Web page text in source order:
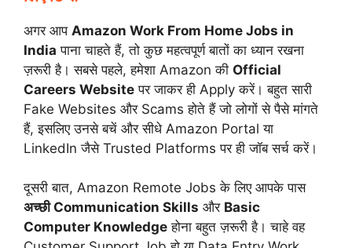
अगर आप Amazon Work From Home Jobs in
India पाना चाहते हैं, तो कुछ महत्वपूर्ण बातों का ध्यान रखना
ज़रूरी है। सबसे पहले, हमेशा Amazon की Official
Careers Website पर जाकर ही Apply करें। बहुत सारी
Fake Websites और Scams होते हैं जो लोगों से पैसे मांगते
हैं, इसलिए उनसे बचें और सीधे Amazon Portal या
LinkedIn जैसे Trusted Platforms पर ही जॉब सर्च करें।
दूसरी बात, Amazon Remote Jobs के लिए आपके पास
अच्छी Communication Skills और Basic
Computer Knowledge होना बहुत ज़रूरी है। चाहे वह